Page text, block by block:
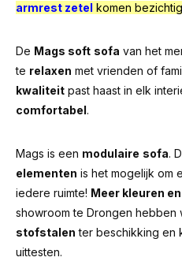
armrest zetel komen
De Mags soft sofa van het
te relaxen met vrienden of
kwaliteit past haast in elk
comfortabel.
Mags is een modulaire sofa.
elementen is het mogelijk om
iedere ruimte! Meer kleuren
showroom te Drongen hebben
stofstalen ter beschikking en
uittesten.